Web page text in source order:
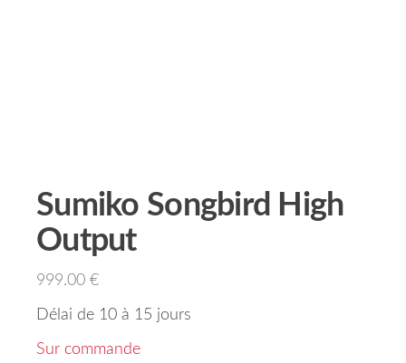
Sumiko Songbird High
Output
999.00 €
Délai de 10 à 15 jours
Sur commande